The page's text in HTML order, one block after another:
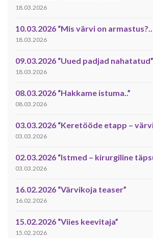
18.03.2026
10.03.2026 “Mis värvi on
18.03.2026
09.03.2026 “Uued padjad nahatatud”
18.03.2026
08.03.2026 “Hakkame istuma..”
08.03.2026
03.03.2026 “Keretööde etapp –
03.03.2026
02.03.2026 “Istmed – kirurgiline
03.03.2026
16.02.2026 “Värvikoja teaser”
16.02.2026
15.02.2026 “Viies keevitaja”
15.02.2026